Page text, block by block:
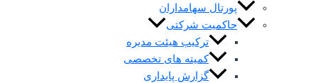
پورتال سهامداران
حاکمیت شرکتی
ترکیب هیئت مدیره
کمیته های تخصصی
گزارش پایداری